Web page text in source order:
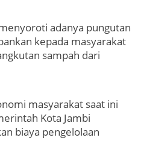
adanya pungutan
kepada masyarakat
sampah dari
masyarakat saat ini
Kota Jambi
biaya pengelolaan